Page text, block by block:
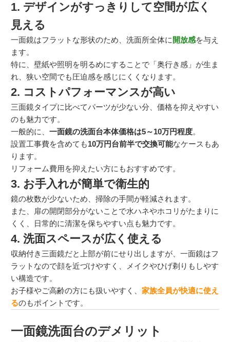
1. デザインがすっきりして空間が広く
見える
一面鏡はフラットな形状のため、洗面所全体に 開放感を与え
ます。
特に、壁紙や照明を明るめにすることで「奥行き感」が生ま
れ、狭い空間でも圧迫感を感じにくくなります。
2. コストパフォーマンスが高い
三面鏡タイプに比べてパーツが少ない分、価格を抑えやすい
のも魅力です。
一般的に、 一面鏡の洗面台本体価格は5～10万円程度。
設置工事費を含めても10万円台前半で交換可能なケースもあ
ります。
リフォーム費用を抑えたい方にもおすすめです。
3. お手入れが簡単で衛生的
鏡の枚数が少ないため、掃除の手間が軽減されます。
また、扉の開閉部分がないことで水ハネやホコリがたまりに
くく、日常的に清潔を保ちやすい点も魅力です。
4. 洗面スペースが広く使える
収納付き三面鏡だと上部が前にせり出しますが、一面鏡はフ
ラットなので顔を近づけやすく、メイクやひげ剃りもしやす
い構造です。
お子様やご高齢の方にも扱いやすく、 家族全員が快適に使え
るのもポイントです。
一面鏡洗面台のデメリット